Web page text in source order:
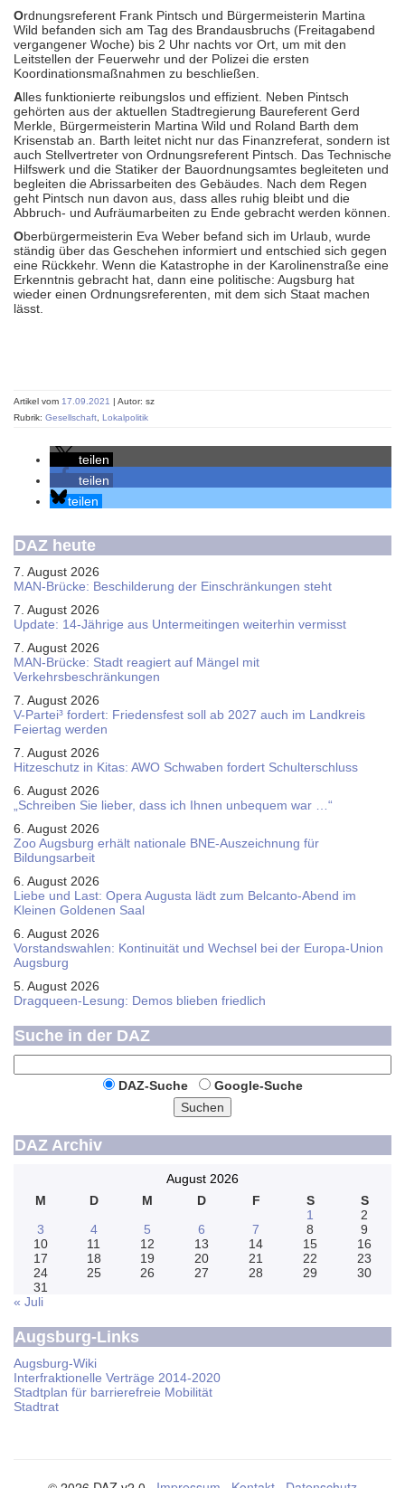
Ordnungsreferent Frank Pintsch und Bürgermeisterin Martina
Wild befanden sich am Tag des Brandausbruchs (Freitagabend
vergangener Woche) bis 2 Uhr nachts vor Ort, um mit den
Leitstellen der Feuerwehr und der Polizei die ersten
Koordinationsmaßnahmen zu beschließen.
Alles funktionierte reibungslos und effizient. Neben Pintsch
gehörten aus der aktuellen Stadtregierung Baureferent Gerd
Merkle, Bürgermeisterin Martina Wild und Roland Barth dem
Krisenstab an. Barth leitet nicht nur das Finanzreferat, sondern ist
auch Stellvertreter von Ordnungsreferent Pintsch. Das Technische
Hilfswerk und die Statiker der Bauordnungsamtes begleiteten und
begleiten die Abrissarbeiten des Gebäudes. Nach dem Regen
geht Pintsch nun davon aus, dass alles ruhig bleibt und die
Abbruch- und Aufräumarbeiten zu Ende gebracht werden können.
Oberbürgermeisterin Eva Weber befand sich im Urlaub, wurde
ständig über das Geschehen informiert und entschied sich gegen
eine Rückkehr. Wenn die Katastrophe in der Karolinenstraße eine
Erkenntnis gebracht hat, dann eine politische: Augsburg hat
wieder einen Ordnungsreferenten, mit dem sich Staat machen
lässt.
Artikel vom 17.09.2021 | Autor: sz
Rubrik: Gesellschaft Lokalpolitik
teilen
teilen
teilen
DAZ heute
7. August 2026
MAN-Brücke: Beschilderung der Einschränkungen steht
7. August 2026
Update: 14-Jährige aus Untermeitingen weiterhin vermisst
7. August 2026
MAN-Brücke: Stadt reagiert auf Mängel mit
Verkehrsbeschränkungen
7. August 2026
V-Partei­³ fordert: Friedens­fest soll ab 2027 auch im Land­kreis
Feier­tag werden
7. August 2026
Hitzeschutz in Kitas: AWO Schwaben fordert Schulterschluss
6. August 2026
„Schreiben Sie lieber, dass ich Ihnen unbequem war …“
6. August 2026
Zoo Augsburg erhält nationale BNE-Auszeichnung für
Bildungsarbeit
6. August 2026
Liebe und Last: Opera Augusta lädt zum Belcanto-Abend im
Kleinen Goldenen Saal
6. August 2026
Vorstandswahlen: Kontinuität und Wechsel bei der Europa-Union
Augsburg
5. August 2026
Dragqueen-Lesung: Demos blieben friedlich
Suche in der DAZ
DAZ-Suche
Google-Suche
Suchen
DAZ Archiv
August 2026
M
D M D F S
S
1
2
3
4 5 6 7 8
9
10
11 12 13 14 15
16
17
18 19 20 21 22
23
24
25 26 27 28 29
30
31
« Juli
Augsburg-Links
Augsburg-Wiki
Interfraktionelle Verträge 2014-2020
Stadtplan für barrierefreie Mobilität
Stadtrat